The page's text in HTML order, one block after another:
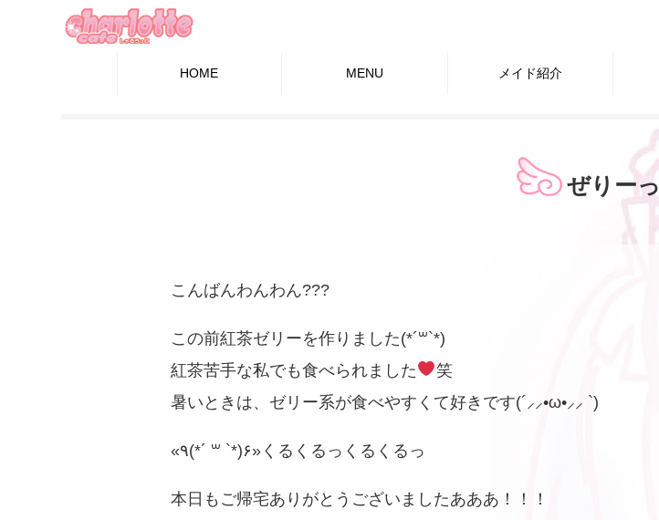
HOME MENU メイド紹介
ぜりーっ
こんばんわんわん???
この前紅茶ゼリーを作りました(*´꒳`*)
紅茶苦手な私でも食べられました
笑
暑いときは、ゼリー系が食べやすくて好きです(´⸝⸝•ω•⸝⸝ `)
«٩(*´ ꒳ `*)۶»くるくるっくるくるっ
本日もご帰宅ありがとうございましたあああ！！！